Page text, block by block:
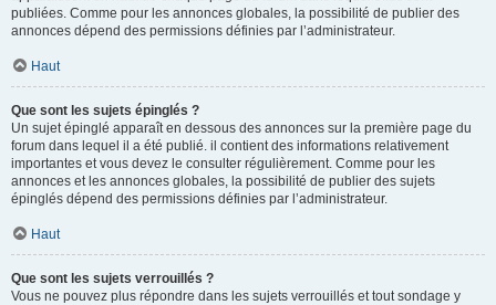
publiées. Comme pour les annonces globales, la possibilité de publier des
annonces dépend des permissions définies par l’administrateur.
Haut
Que sont les sujets épinglés ?
Un sujet épinglé apparaît en dessous des annonces sur la première page du
forum dans lequel il a été publié. il contient des informations relativement
importantes et vous devez le consulter régulièrement. Comme pour les
annonces et les annonces globales, la possibilité de publier des sujets
épinglés dépend des permissions définies par l’administrateur.
Haut
Que sont les sujets verrouillés ?
Vous ne pouvez plus répondre dans les sujets verrouillés et tout sondage y